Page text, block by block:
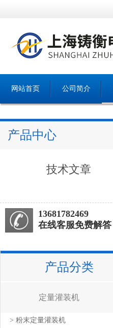
网站首页 公司简介
产品中心
技术文章
13681782469
在线客服免费解答
产品分类
定量灌装机
> 粉末定量灌装机